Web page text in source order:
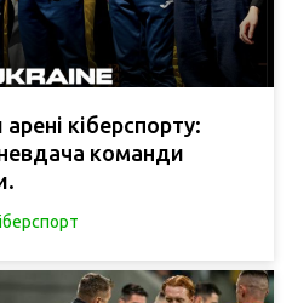
арені кіберспорту:
команди